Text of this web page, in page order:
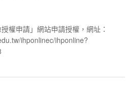
權申請」網站申請授權，網址：
ihponlinec/ihponline?